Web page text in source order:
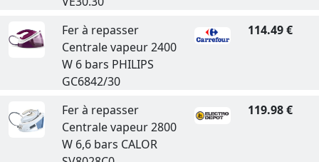
Fer à repasser
Centrale vapeur 2400
W 6 bars PHILIPS
GC6842/30
114.49 €
Fer à repasser
Centrale vapeur 2800
W 6,6 bars CALOR
119.98 €